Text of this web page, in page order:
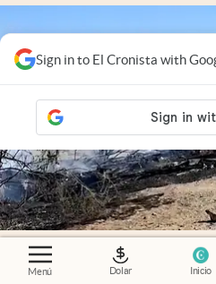
Menú Dolar Inicio
Sign in to El Cronista with
Video. Tragedia en Perú:
turística sobre las Líneas